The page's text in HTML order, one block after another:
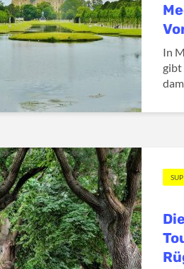
In
gibt